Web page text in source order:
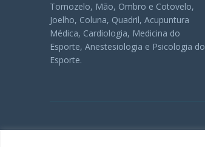
Tornozelo, Mão, Ombro e Cotovelo,
Joelho, Coluna, Quadril, Acupuntura
Médica, Cardiologia, Medicina do
Esporte, Anestesiologia e Psicologia do
Esporte.